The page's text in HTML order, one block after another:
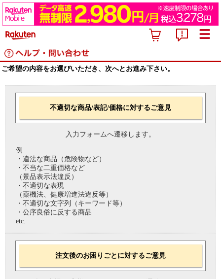
ご希望の内容をお選びいただき、次へとお進み下さい。
不適切な商品/表記/価格に対するご意見
入力フォームへ遷移します。
例
・違法な商品（危険物など）
・不当な二重価格など
（景品表示法違反）
・不適切な表現
（薬機法、健康増進法違反等）
・不適切な文字列（キーワード等）
・公序良俗に反する商品
etc.
注文後のお困りごとに対するご意見